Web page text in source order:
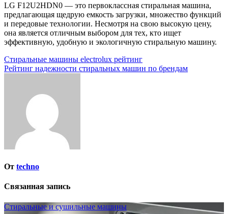
LG F12U2HDN0 — это первоклассная стиральная машина,
предлагающая щедрую емкость загрузки, множество функций
и передовые технологии. Несмотря на свою высокую цену,
она является отличным выбором для тех, кто ищет
эффективную, удобную и экологичную стиральную машину.
Навигация
по
Стиральные машины electrolux рейтинг
Рейтинг надежности стиральных машин по брендам
От techno
Связанная запись
Стиральные и сушильные машины